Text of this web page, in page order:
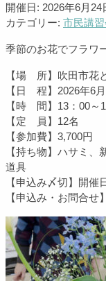
開催日: 2026年6月
カテゴリー: 市民講習
季節のお花でフラワ
【場 所】吹田市花
【日 程】2026年6月
【時 間】13：00～
【定 員】12名
【参加費】3,700円
【持ち物】ハサミ
道具
【申込み〆切】開催
【申込み・お問合